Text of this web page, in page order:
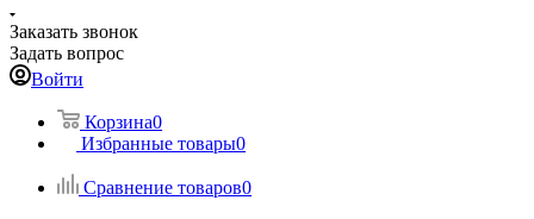
Заказать звонок
Задать вопрос
Войти
Корзина0
Избранные товары0
Сравнение товаров0